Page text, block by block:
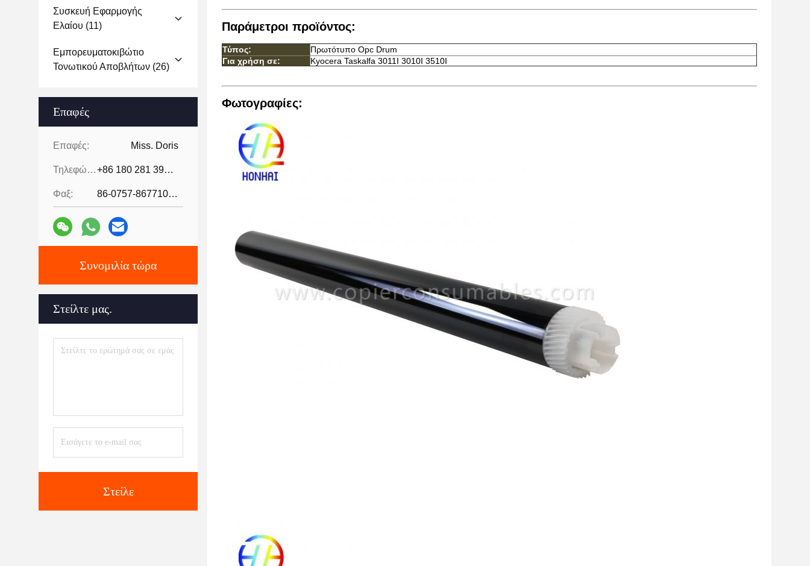
Συσκευή Εφαρμογής
Ελαίου (11)
Εμπορευματοκιβώτιο
Τονωτικού Αποβλήτων (26)
Επαφές
Επαφές: Miss. Doris
Τηλεφώνημα: +86 180 281 39871
Φαξ: 86-0757-86771039
Συνομιλία τώρα
Στείλτε μας.
Στείλε
Παράμετροι προϊόντος:
Τύπος:
Πρωτότυπο Opc Drum
Για χρήση σε:
Kyocera Taskalfa 3011I 3010I 3510I
Φωτογραφίες: